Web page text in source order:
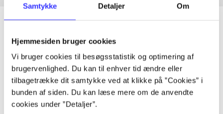
Samtykke Detaljer Om
Hjemmesiden bruger cookies
Vi bruger cookies til besøgsstatistik og optimering af
brugervenlighed. Du kan til enhver tid ændre eller
tilbagetrække dit samtykke ved at klikke på ”Cookies” i
bunden af siden. Du kan læse mere om de anvendte
cookies under ”Detaljer”.
Artikler
Alle registrerede artikler fordelt på udgivelser
...